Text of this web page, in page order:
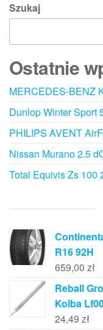
Szukaj
Ostatnie
MERCEDES-BENZ
Dunlop Winter Sport
PHILIPS AVENT
Nissan Murano 2.5
Total Equivis Zs 100
R16 92H
659,00 zł
Reball
Kolba
24,49 zł